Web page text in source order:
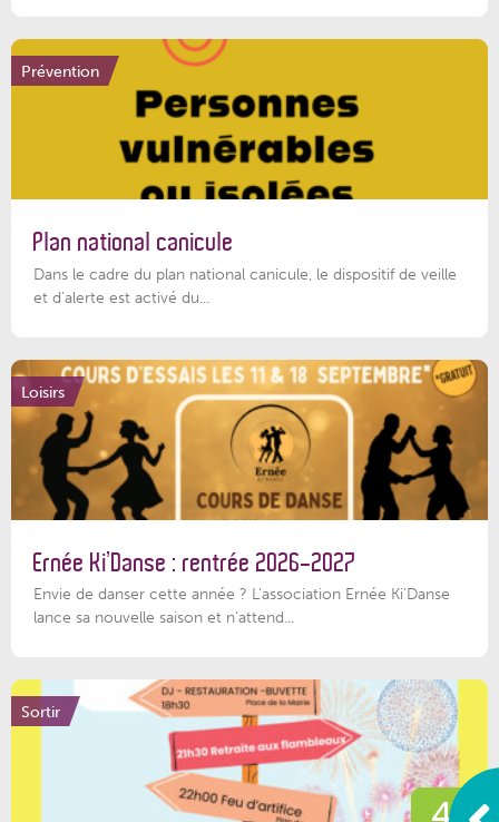
Prévention
Plan national canicule
Dans le cadre du plan national canicule, le dispositif de veille
et d’alerte est activé du...
Loisirs
Ernée Ki’Danse : rentrée 2026-2027
Envie de danser cette année ? L'association Ernée Ki'Danse
lance sa nouvelle saison et n'attend...
Sortir